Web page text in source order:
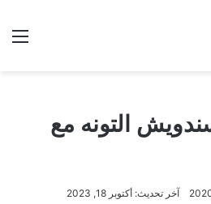
التونه مع
آخر تحديث: أكتوبر 18, 2023